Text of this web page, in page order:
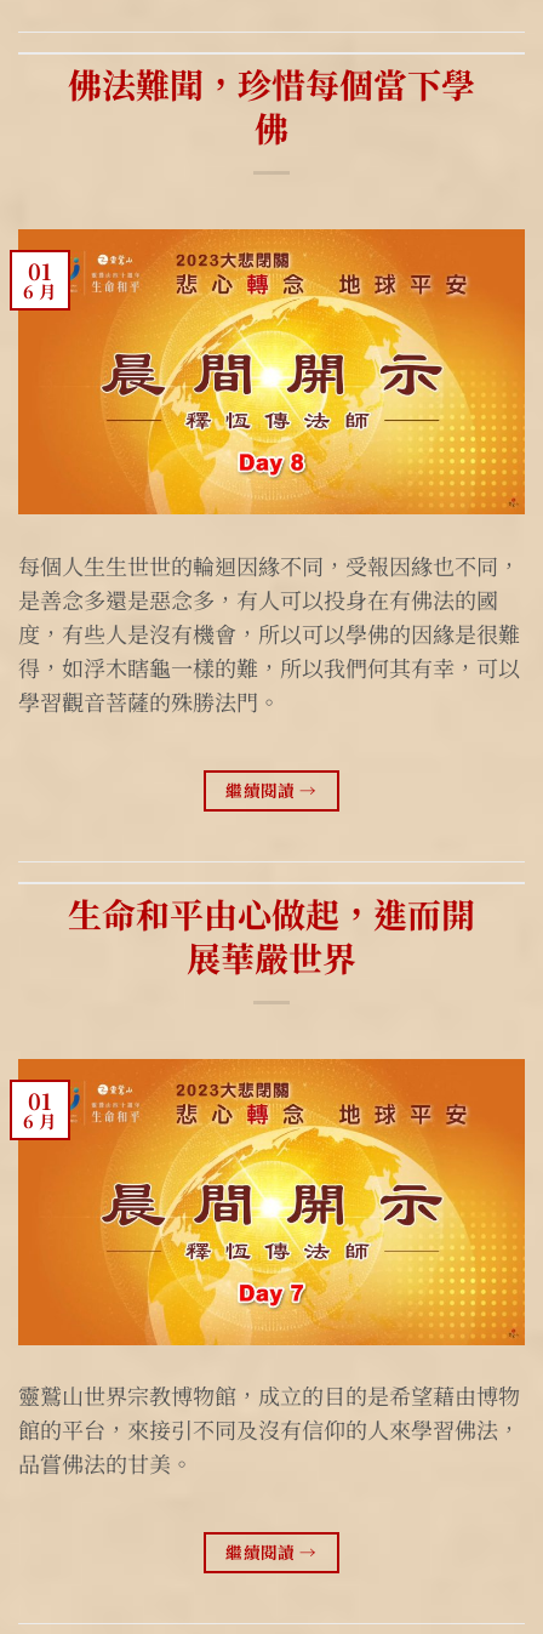
佛法難聞，珍惜每個當下學
佛
01
6 月
每個人生生世世的輪迴因緣不同，受報因緣也不同，
是善念多還是惡念多，有人可以投身在有佛法的國
度，有些人是沒有機會，所以可以學佛的因緣是很難
得，如浮木瞎龜一樣的難，所以我們何其有幸，可以
學習觀音菩薩的殊勝法門。
繼續閱讀→
生命和平由心做起，進而開
展華嚴世界
01
6 月
靈鷲山世界宗教博物館，成立的目的是希望藉由博物
館的平台，來接引不同及沒有信仰的人來學習佛法，
品嘗佛法的甘美。
繼續閱讀→